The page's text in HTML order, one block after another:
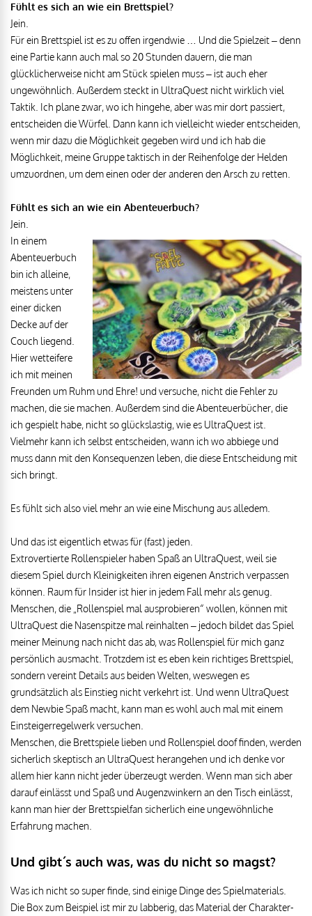
Fühlt es sich an wie ein Brettspiel?
Jein.
Für ein Brettspiel ist es zu offen irgendwie … Und die Spielzeit – denn
eine Partie kann auch mal so 20 Stunden dauern, die man
glücklicherweise nicht am Stück spielen muss – ist auch eher
ungewöhnlich. Außerdem steckt in UltraQuest nicht wirklich viel
Taktik. Ich plane zwar, wo ich hingehe, aber was mir dort passiert,
entscheiden die Würfel. Dann kann ich vielleicht wieder entscheiden,
wenn mir dazu die Möglichkeit gegeben wird und ich hab die
Möglichkeit, meine Gruppe taktisch in der Reihenfolge der Helden
umzuordnen, um dem einen oder der anderen den Arsch zu retten.
Fühlt es sich an wie ein Abenteuerbuch?
Jein.
In einem
Abenteuerbuch
bin ich alleine,
meistens unter
einer dicken
Decke auf der
Couch liegend.
Hier wetteifere
ich mit meinen
Freunden um Ruhm und Ehre! und versuche, nicht die Fehler zu
machen, die sie machen. Außerdem sind die Abenteuerbücher, die
ich gespielt habe, nicht so glückslastig, wie es UltraQuest ist.
Vielmehr kann ich selbst entscheiden, wann ich wo abbiege und
muss dann mit den Konsequenzen leben, die diese Entscheidung mit
sich bringt.
Es fühlt sich also viel mehr an wie eine Mischung aus alledem.
Und das ist eigentlich etwas für (fast) jeden.
Extrovertierte Rollenspieler haben Spaß an UltraQuest, weil sie
diesem Spiel durch Kleinigkeiten ihren eigenen Anstrich verpassen
können. Raum für Insider ist hier in jedem Fall mehr als genug.
Menschen, die „Rollenspiel mal ausprobieren“ wollen, können mit
UltraQuest die Nasenspitze mal reinhalten – jedoch bildet das Spiel
meiner Meinung nach nicht das ab, was Rollenspiel für mich ganz
persönlich ausmacht. Trotzdem ist es eben kein richtiges Brettspiel,
sondern vereint Details aus beiden Welten, weswegen es
grundsätzlich als Einstieg nicht verkehrt ist. Und wenn UltraQuest
dem Newbie Spaß macht, kann man es wohl auch mal mit einem
Einsteigerregelwerk versuchen.
Menschen, die Brettspiele lieben und Rollenspiel doof finden, werden
sicherlich skeptisch an UltraQuest herangehen und ich denke vor
allem hier kann nicht jeder überzeugt werden. Wenn man sich aber
darauf einlässt und Spaß und Augenzwinkern an den Tisch einlässt,
kann man hier der Brettspielfan sicherlich eine ungewöhnliche
Erfahrung machen.
Und gibt´s auch was, was du nicht so magst?
Was ich nicht so super finde, sind einige Dinge des Spielmaterials.
Die Box zum Beispiel ist mir zu labberig, das Material der Charakter-